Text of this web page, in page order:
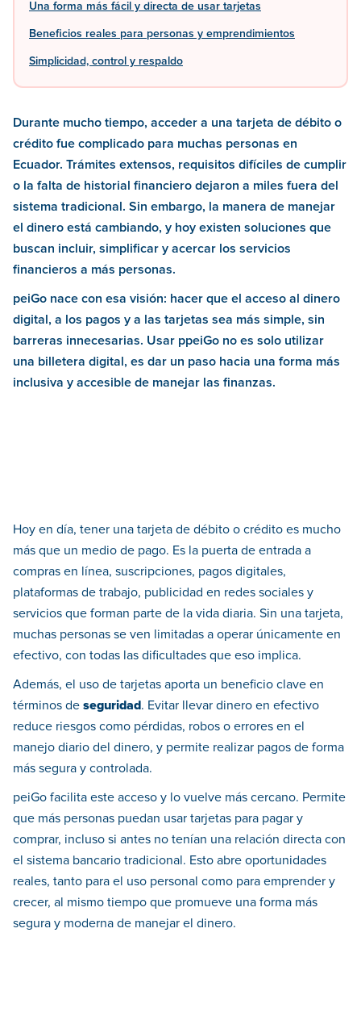
Una forma más fácil y directa de usar tarjetas
Beneficios reales para personas y emprendimientos
Simplicidad, control y respaldo
Durante mucho tiempo, acceder a una tarjeta de débito o
crédito fue complicado para muchas personas en
Ecuador. Trámites extensos, requisitos difíciles de cumplir
o la falta de historial financiero dejaron a miles fuera del
sistema tradicional. Sin embargo, la manera de manejar
el dinero está cambiando, y hoy existen soluciones que
buscan incluir, simplificar y acercar los servicios
financieros a más personas.
peiGo nace con esa visión: hacer que el acceso al dinero
digital, a los pagos y a las tarjetas sea más simple, sin
barreras innecesarias. Usar ppeiGo no es solo utilizar
una billetera digital, es dar un paso hacia una forma más
inclusiva y accesible de manejar las finanzas.
Hoy en día, tener una tarjeta de débito o crédito es mucho
más que un medio de pago. Es la puerta de entrada a
compras en línea, suscripciones, pagos digitales,
plataformas de trabajo, publicidad en redes sociales y
servicios que forman parte de la vida diaria. Sin una tarjeta,
muchas personas se ven limitadas a operar únicamente en
efectivo, con todas las dificultades que eso implica.
Además, el uso de tarjetas aporta un beneficio clave en
términos de seguridad. Evitar llevar dinero en efectivo
reduce riesgos como pérdidas, robos o errores en el
manejo diario del dinero, y permite realizar pagos de forma
más segura y controlada.
peiGo facilita este acceso y lo vuelve más cercano. Permite
que más personas puedan usar tarjetas para pagar y
comprar, incluso si antes no tenían una relación directa con
el sistema bancario tradicional. Esto abre oportunidades
reales, tanto para el uso personal como para emprender y
crecer, al mismo tiempo que promueve una forma más
segura y moderna de manejar el dinero.